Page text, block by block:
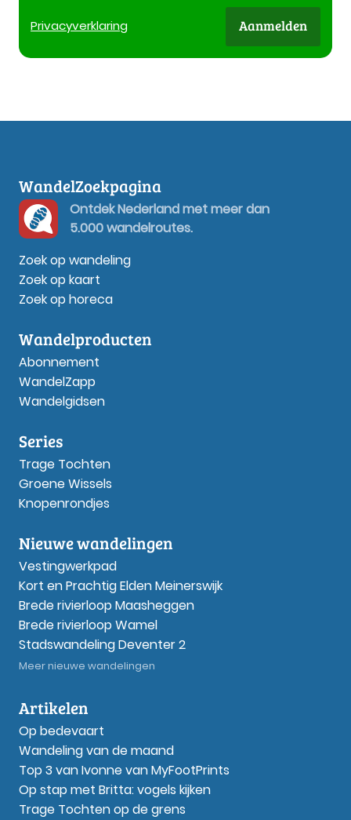
Privacyverklaring Aanmelden
WandelZoekpagina
Ontdek Nederland met meer dan
5.000 wandelroutes.
Zoek op wandeling
Zoek op kaart
Zoek op horeca
Wandelproducten
Abonnement
WandelZapp
Wandelgidsen
Series
Trage Tochten
Groene Wissels
Knopenrondjes
Nieuwe wandelingen
Vestingwerkpad
Kort en Prachtig Elden Meinerswijk
Brede rivierloop Maasheggen
Brede rivierloop Wamel
Stadswandeling Deventer 2
Meer nieuwe wandelingen
Artikelen
Op bedevaart
Wandeling van de maand
Top 3 van Ivonne van MyFootPrints
Op stap met Britta: vogels kijken
Trage Tochten op de grens